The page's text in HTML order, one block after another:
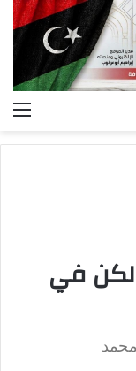
.. لكن في